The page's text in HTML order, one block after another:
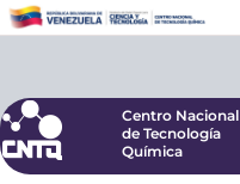
al
Centro Nacional
de Tecnología
Centro Nacional
de Tecnología
Química